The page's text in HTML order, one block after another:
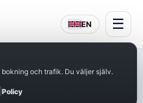
EN ☰
– snabb bokning, lokal
dygnet runt.
och trafik. Du väljer själv.
Policy